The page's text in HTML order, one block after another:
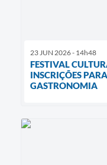
23 JUN 2026 - 14h48
FESTIVAL
INSCRIÇÕES
GASTRONOMIA